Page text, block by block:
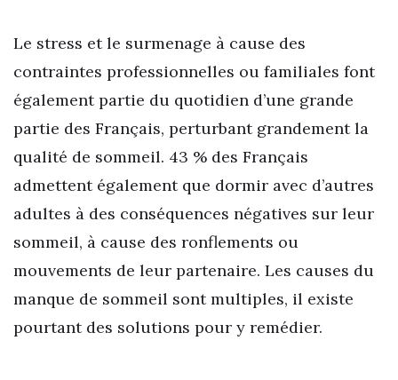
Le stress et le surmenage à cause des
contraintes professionnelles ou familiales font
également partie du quotidien d’une grande
partie des Français, perturbant grandement la
qualité de sommeil. 43 % des Français
admettent également que dormir avec d’autres
adultes à des conséquences négatives sur leur
sommeil, à cause des ronflements ou
mouvements de leur partenaire. Les causes du
manque de sommeil sont multiples, il existe
pourtant des solutions pour y remédier.